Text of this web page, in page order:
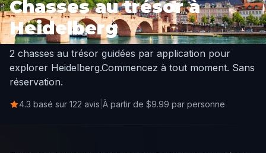
Chasses au trésor à
Heidelberg
2 chasses au trésor guidées par application pour
explorer Heidelberg.Commencez à tout moment. Sans
réservation.
4.3 basé sur 122 avis À partir de $9.99 par personne